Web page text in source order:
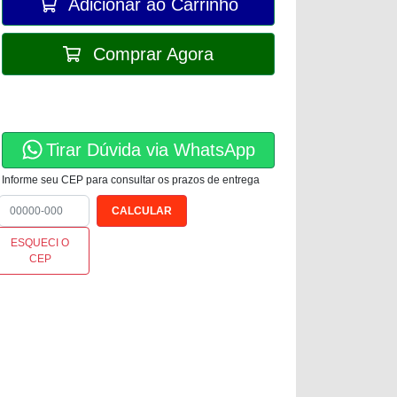
Adicionar ao Carrinho
Comprar Agora
Tirar Dúvida via WhatsApp
Informe seu CEP para consultar os prazos de entrega
ESQUECI O
CEP